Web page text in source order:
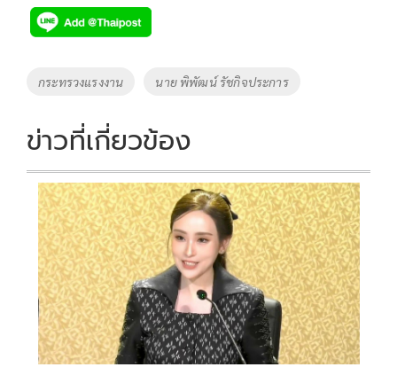
e
b
o
k
tt
er
p
y
k
Tags
กระทรวงแรงงาน นาย พิพัฒน์ รัชกิจประการ
ข่าวที่เกี่ยวข้อง